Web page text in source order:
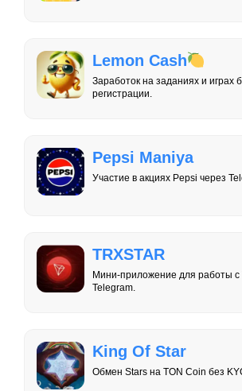
Lemon Cash
Заработок на заданиях и играх
регистрации.
Pepsi Maniya
Участие в акциях Pepsi через
TRXSTAR
Мини-приложение для работы с
Telegram.
King Of Star
Обмен Stars на TON Coin без